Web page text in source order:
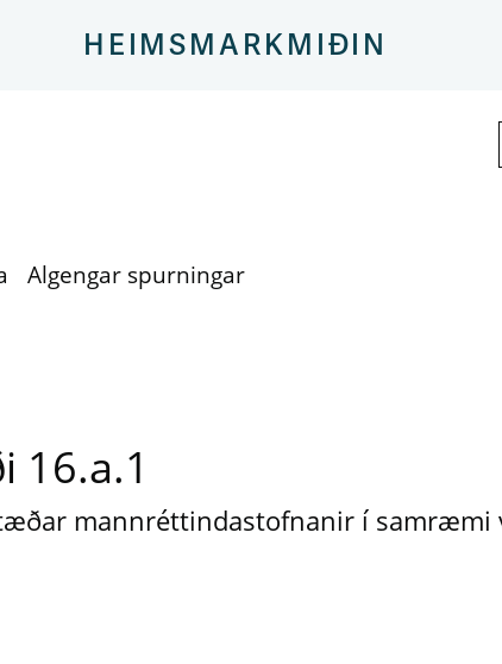
HEIMSMARKMIÐIN
Algengar spurningar
16.a.1
mannréttindastofnanir í samræmi